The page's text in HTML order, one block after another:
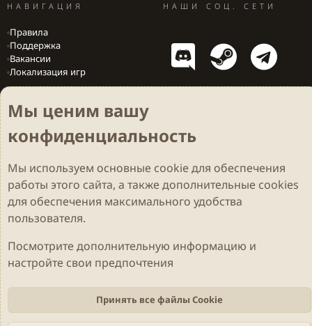
НАВИГАЦИЯ
Правила
Поддержка
Вакансии
Локализация игр
НАШИ СОЦ. СЕТИ
Cookies Darkdale - Основа [v.2.3.2 rc1] 🔥
Политика конфиденциальности
Помощь
R
S
S
Parts of this site developed byMadeBy2D © 2026 (Details)
ЛокализацияLiaNdrY
Мы ценим вашу
конфиденциальность
Мы используем основные cookieдля обеспечения
работы этого сайта, а также дополнительные cookies
для обеспечения максимального удобства
пользователя.
Посмотрите дополнительную информацию и
настройте свои предпочтения
Принять все файлы Cookie